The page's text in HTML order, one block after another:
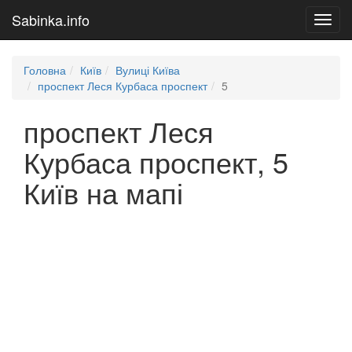
Sabinka.info
Головна Київ
Вулиці Київа
проспект Леся Курбаса проспект
5
проспект Леся
Курбаса проспект, 5
Київ на мапі